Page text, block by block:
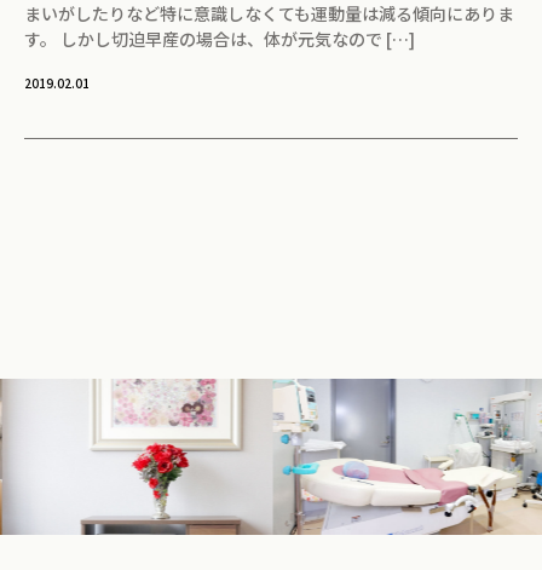
まいがしたりなど特に意識しなくても運動量は減る傾向にありま
す。 しかし切迫早産の場合は、体が元気なので […]
2019.02.01